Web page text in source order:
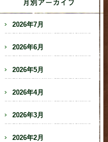
2026年7月
2026年6月
2026年5月
2026年4月
2026年3月
2026年2月